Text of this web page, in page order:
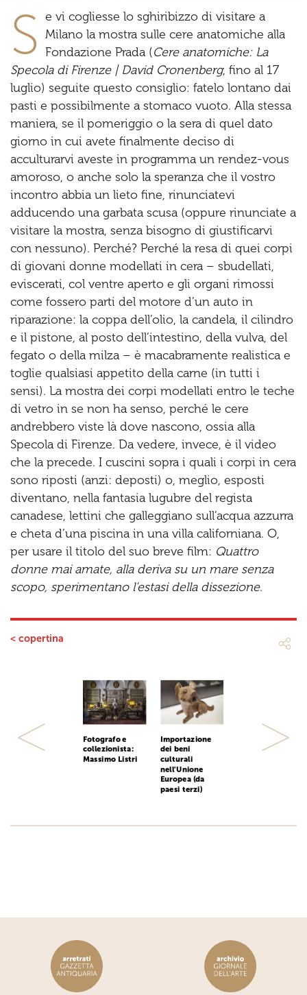
S e vi cogliesse lo sghiribizzo di visitare a
Milano la mostra sulle cere anatomiche alla
Fondazione Prada (Cere anatomiche: La
Specola di Firenze | David Cronenberg, fino al 17
luglio) seguite questo consiglio: fatelo lontano dai
pasti e possibilmente a stomaco vuoto. Alla stessa
maniera, se il pomeriggio o la sera di quel dato
giorno in cui avete finalmente deciso di
acculturarvi aveste in programma un rendez-vous
amoroso, o anche solo la speranza che il vostro
incontro abbia un lieto fine, rinunciatevi
adducendo una garbata scusa (oppure rinunciate a
visitare la mostra, senza bisogno di giustificarvi
con nessuno). Perché? Perché la resa di quei corpi
di giovani donne modellati in cera – sbudellati,
eviscerati, col ventre aperto e gli organi rimossi
come fossero parti del motore d’un auto in
riparazione: la coppa dell’olio, la candela, il cilindro
e il pistone, al posto dell’intestino, della vulva, del
fegato o della milza – è macabramente realistica e
toglie qualsiasi appetito della carne (in tutti i
sensi). La mostra dei corpi modellati entro le teche
di vetro in se non ha senso, perché le cere
andrebbero viste là dove nascono, ossia alla
Specola di Firenze. Da vedere, invece, è il video
che la precede. I cuscini sopra i quali i corpi in cera
sono riposti (anzi: deposti) o, meglio, esposti
diventano, nella fantasia lugubre del regista
canadese, lettini che galleggiano sull’acqua azzurra
e cheta d’una piscina in una villa californiana. O,
per usare il titolo del suo breve film: Quattro
donne mai amate, alla deriva su un mare senza
scopo, sperimentano l’estasi della dissezione.
< copertina
Fotografo e
collezionista:
Massimo Listri
Importazione
dei beni
culturali
nell'Unione
Europea (da
paesi terzi)
Previous Next